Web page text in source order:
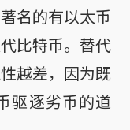
名的有以太币
比特币。替代
越差，因为既
驱逐劣币的道